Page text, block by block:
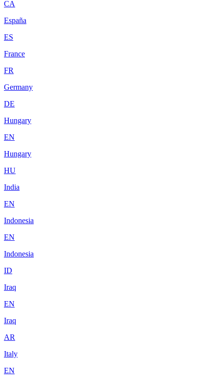
CA
España
ES
France
FR
Germany
DE
Hungary
EN
Hungary
HU
India
EN
Indonesia
EN
Indonesia
ID
Iraq
EN
Iraq
AR
Italy
EN